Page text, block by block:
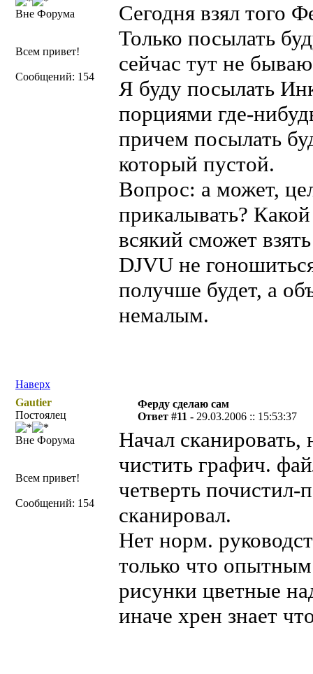
Вне Форума
Всем привет!
Сообщений: 154
Сегодня взял того
Только посылать
сейчас тут не
Я буду посылать
порциями где-
причем посылать
который пустой.
Вопрос: а может,
прикалывать?
всякий сможет
DJVU не
получше будет, а
немалым.
Наверх
Gautier
Постоялец
Вне Форума
Всем привет!
Сообщений: 154
Ферду сделаю сам
Ответ #11 - 29.03.2006 :: 15:53:37
Начал сканировать,
чистить графич.
четверть
сканировал.
Нет норм.
только что
рисунки цветные
иначе хрен знает